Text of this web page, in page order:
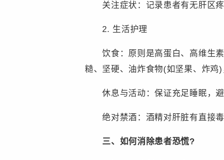
关注症状：记录患者有无肝区疼
2. 生活护理
饮食：原则是高蛋白、高维生素
糙、坚硬、油炸食物(如坚果、炸鸡
休息与活动：保证充足睡眠，避
绝对禁酒：酒精对肝脏有直接毒
三、如何消除患者恐慌?